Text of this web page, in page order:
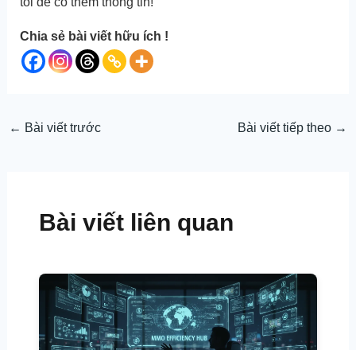
Chia sẻ bài viết hữu ích !
← Bài viết trước Bài viết tiếp theo →
Bài viết liên quan